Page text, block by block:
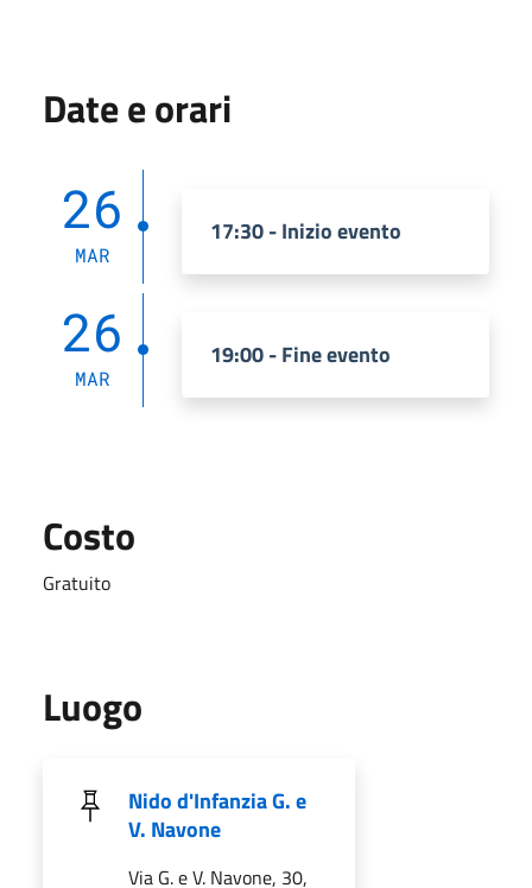
Date e orari
26
MAR
17:30 - Inizio evento
26
MAR
19:00 - Fine evento
Costo
Gratuito
Luogo
Nido d'Infanzia G. e
V. Navone
Via G. e V. Navone, 30,